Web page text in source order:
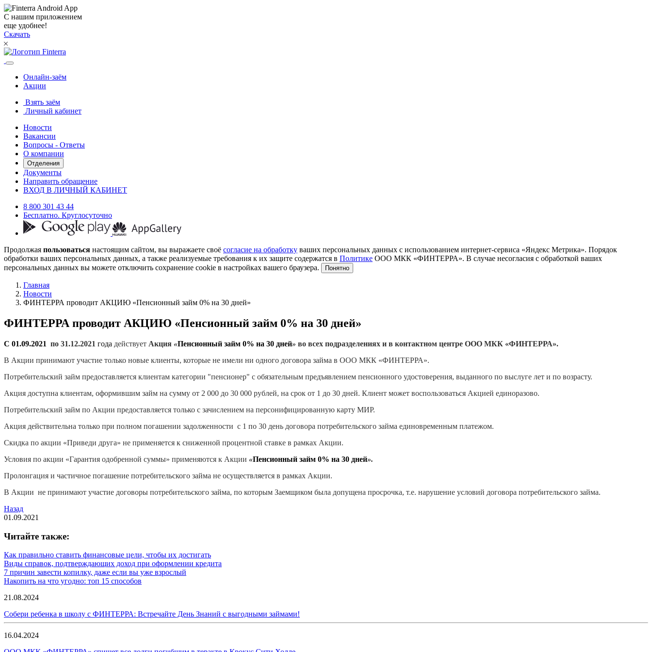
С нашим приложением
еще удобнее!
Скачать
Онлайн-заём
Акции
Взять заём
Личный кабинет
Новости
Вакансии
Вопросы - Ответы
О компании
Отделения
Документы
Направить обращение
ВХОД В ЛИЧНЫЙ КАБИНЕТ
8 800 301 43 44
Бесплатно. Круглосуточно
Продолжая пользоваться настоящим сайтом, вы выражаете своё согласие на обработку ваших персональных данных с использованием интернет-сервиса «Яндекс Метрика». Порядок
обработки ваших персональных данных, а также реализуемые требования к их защите содержатся в Политике ООО МКК «ФИНТЕРРА». В случае несогласия с обработкой ваших
персональных данных вы можете отключить сохранение cookie в настройках вашего браузера.
Понятно
Главная
Новости
ФИНТЕРРА проводит АКЦИЮ «Пенсионный займ 0% на 30 дней»
ФИНТЕРРА проводит АКЦИЮ «Пенсионный займ 0% на 30 дней»
С 01.09.2021 по 31.12.2021 года действует Акция «Пенсионный займ 0% на 30 дней» во всех подразделениях и в контактном центре ООО МКК «ФИНТЕРРА».
В Акции принимают участие только новые клиенты, которые не имели ни одного договора займа в ООО МКК «ФИНТЕРРА».
Потребительский займ предоставляется клиентам категории "пенсионер" с обязательным предъявлением пенсионного удостоверения, выданного по выслуге лет и по возрасту.
Акция доступна клиентам, оформившим займ на сумму от 2 000 до 30 000 рублей, на срок от 1 до 30 дней. Клиент может воспользоваться Акцией единоразово.
Потребительский займ по Акции предоставляется только с зачислением на персонифицированную карту МИР.
Акция действительна только при полном погашении задолженности с 1 по 30 день договора потребительского займа единовременным платежом.
Скидка по акции «Приведи друга» не применяется к сниженной процентной ставке в рамках Акции.
Условия по акции «Гарантия одобренной суммы» применяются к Акции «Пенсионный займ 0% на 30 дней».
Пролонгация и частичное погашение потребительского займа не осуществляется в рамках Акции.
В Акции не принимают участие договоры потребительского займа, по которым Заемщиком была допущена просрочка, т.е. нарушение условий договора потребительского займа.
Назад
01.09.2021
Читайте также:
Как правильно ставить финансовые цели, чтобы их достигать
Виды справок, подтверждающих доход при оформлении кредита
7 причин завести копилку, даже если вы уже взрослый
Накопить на что угодно: топ 15 способов
21.08.2024
Собери ребенка в школу с ФИНТЕРРА: Встречайте День Знаний с выгодными займами!
16.04.2024